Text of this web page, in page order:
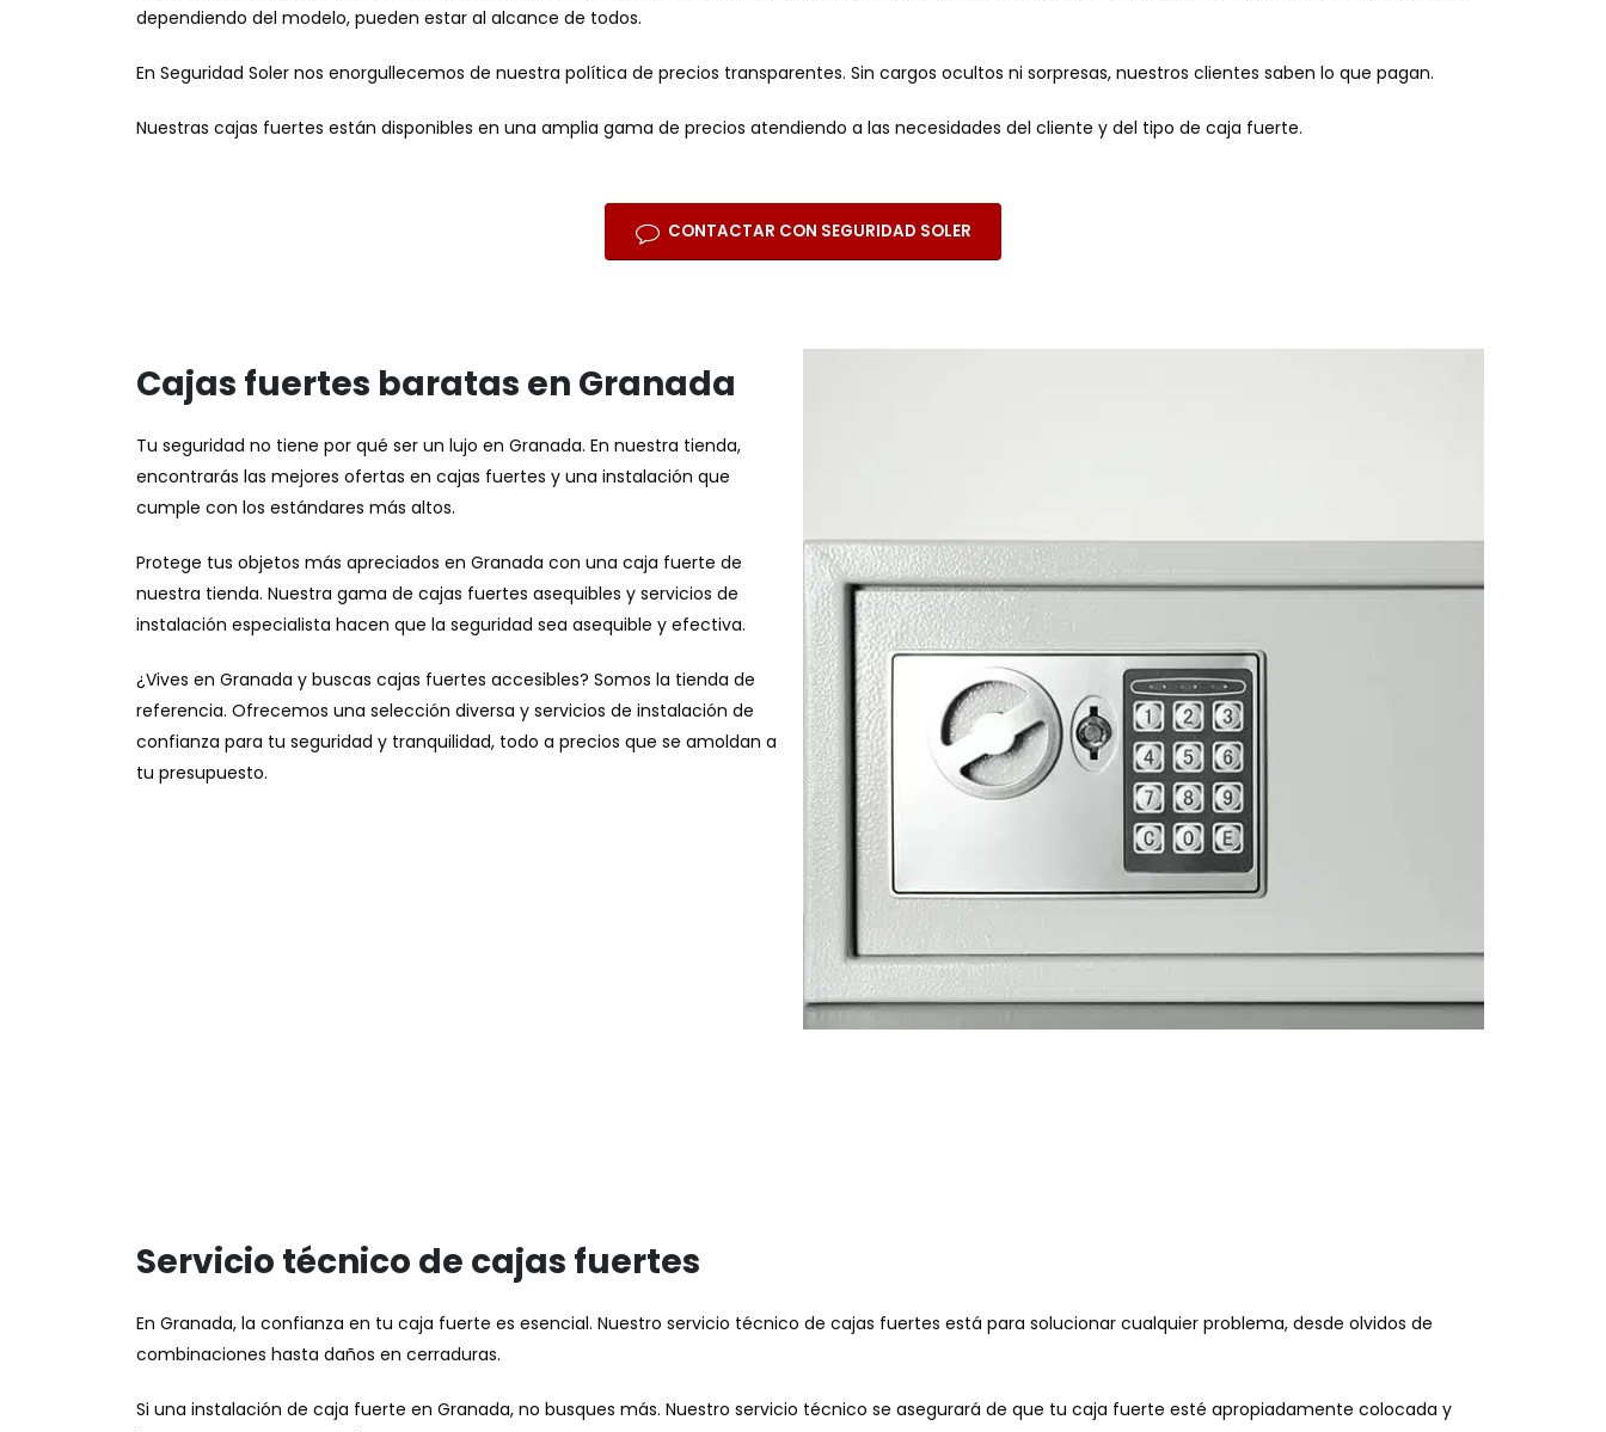
dependiendo del modelo, pueden estar al alcance de todos.
En Seguridad Soler nos enorgullecemos de nuestra política de precios transparentes. Sin cargos ocultos ni sorpresas, nuestros clientes saben lo que pagan.
Nuestras cajas fuertes están disponibles en una amplia gama de precios atendiendo a las necesidades del cliente y del tipo de caja fuerte.
CONTACTAR CON SEGURIDAD SOLER
Cajas fuertes baratas en Granada
Tu seguridad no tiene por qué ser un lujo en Granada. En nuestra tienda,
encontrarás las mejores ofertas en cajas fuertes y una instalación que
cumple con los estándares más altos.
Protege tus objetos más apreciados en Granada con una caja fuerte de
nuestra tienda. Nuestra gama de cajas fuertes asequibles y servicios de
instalación especialista hacen que la seguridad sea asequible y efectiva.
¿Vives en Granada y buscas cajas fuertes accesibles? Somos la tienda de
referencia. Ofrecemos una selección diversa y servicios de instalación de
confianza para tu seguridad y tranquilidad, todo a precios que se amoldan a
tu presupuesto.
Servicio técnico de cajas fuertes
En Granada, la confianza en tu caja fuerte es esencial. Nuestro servicio técnico de cajas fuertes está para solucionar cualquier problema, desde olvidos de
combinaciones hasta daños en cerraduras.
Si una instalación de caja fuerte en Granada, no busques más. Nuestro servicio técnico se asegurará de que tu caja fuerte esté apropiadamente colocada y